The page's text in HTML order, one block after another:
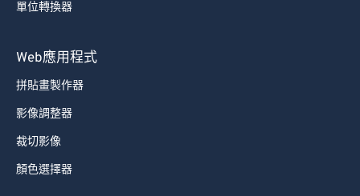
單位轉換器
Web應用程式
拼貼畫製作器
影像調整器
裁切影像
顏色選擇器